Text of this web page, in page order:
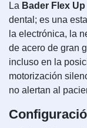
La Bader Flex
dental; es una
la electrónica, la
de acero de gran
incluso en la
motorización
no alertan al